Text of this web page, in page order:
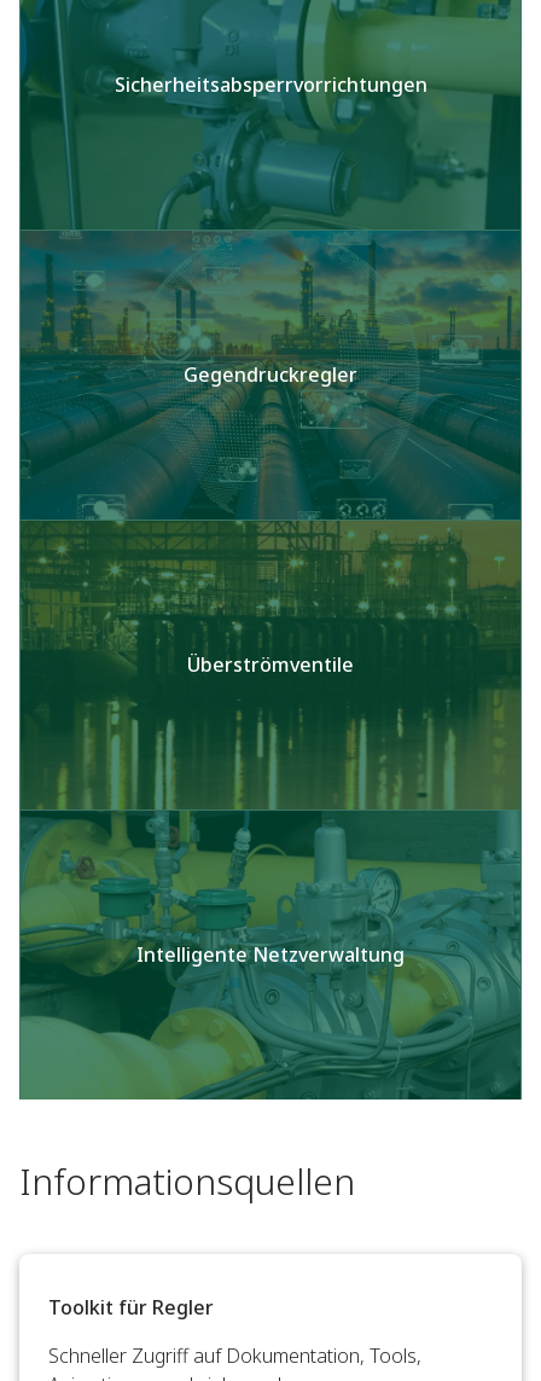
Sicherheitsabsperrvorrichtungen
Gegendruckregler
Überströmventile
Intelligente Netzverwaltung
Informationsquellen
Toolkit für Regler
Schneller Zugriff auf Dokumentation, Tools,